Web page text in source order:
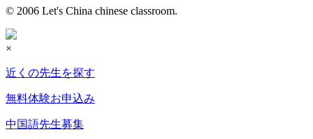
© 2006 Let's China chinese classroom.
×
近くの先生を探す
無料体験お申込み
中国語先生募集